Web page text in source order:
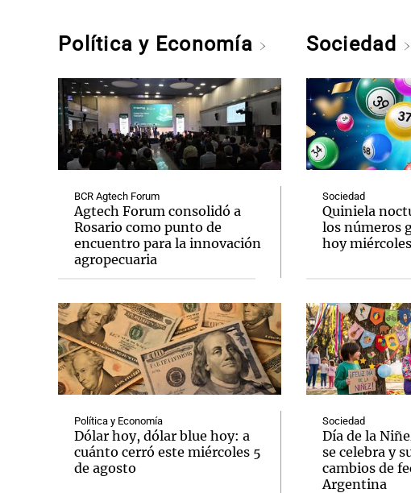
Política y Economía
BCR Agtech Forum
Agtech Forum consolidó a
Rosario como punto de
encuentro para la innovación
agropecuaria
Política y Economía
Dólar hoy, dólar blue hoy: a
cuánto cerró este miércoles 5
de agosto
Sociedad
Sociedad
Quiniela
los números
hoy
Sociedad
Día de la
se celebra y
cambios de
Argentina
Notas